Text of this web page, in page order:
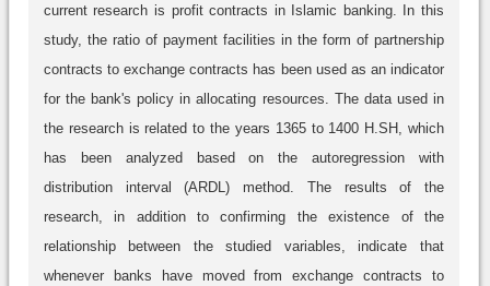
current research is profit contracts in Islamic banking. In this
study, the ratio of payment facilities in the form of partnership
contracts to exchange contracts has been used as an indicator
for the bank's policy in allocating resources. The data used in
the research is related to the years 1365 to 1400 H.SH, which
has been analyzed based on the autoregression with
distribution interval (ARDL) method. The results of the
research, in addition to confirming the existence of the
relationship between the studied variables, indicate that
whenever banks have moved from exchange contracts to